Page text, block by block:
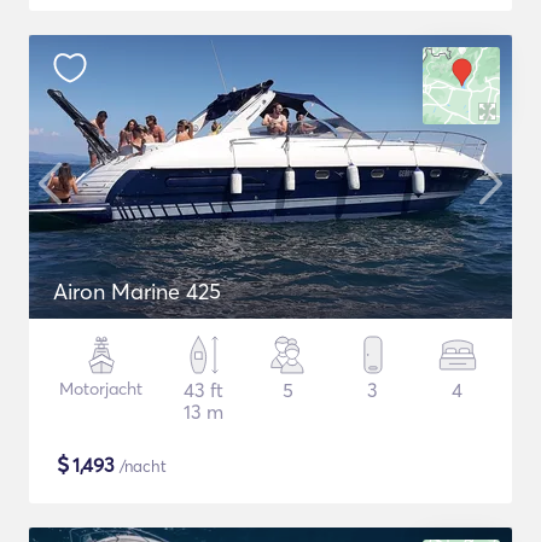
Airon Marine 425
Motorjacht
43 ft
13 m
5 3 4
$1,493 /nacht